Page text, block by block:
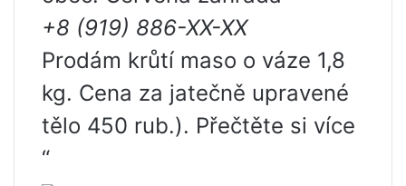
+8 (919) 886-XX-XX
Prodám krůtí maso o váze 1,8
kg. Cena za jatečně upravené
tělo 450 rub.). Přečtěte si více
“